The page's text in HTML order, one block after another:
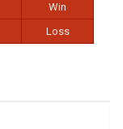
Win
Loss